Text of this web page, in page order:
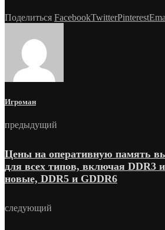
Поделиться FacebookTwitterPinterest
Игроман
предыдущий
Цены на оперативную память
для всех типов, включая DDR3
новые, DDR5 и GDDR6
следующий